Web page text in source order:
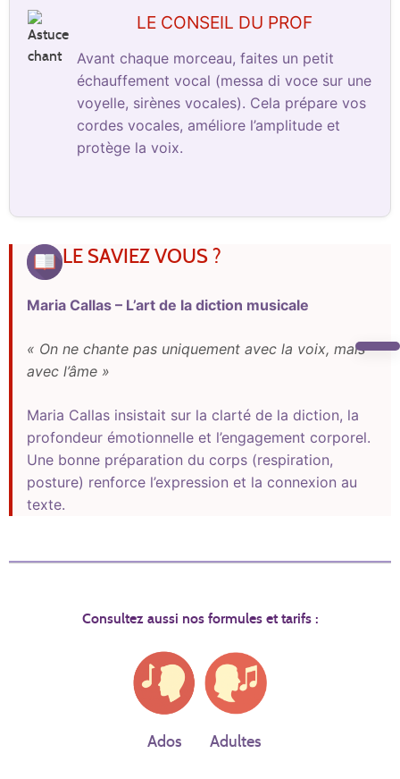
LE CONSEIL DU PROF
Avant chaque morceau, faites un petit
échauffement vocal (messa di voce sur une
voyelle, sirènes vocales). Cela prépare vos
cordes vocales, améliore l’amplitude et
protège la voix.
LE SAVIEZ VOUS ?
Maria Callas – L’art de la diction musicale
« On ne chante pas uniquement avec la voix, mais
avec l’âme »
Maria Callas insistait sur la clarté de la diction, la
profondeur émotionnelle et l’engagement corporel.
Une bonne préparation du corps (respiration,
posture) renforce l’expression et la connexion au
texte.
Consultez aussi nos formules et tarifs :
Ados Adultes